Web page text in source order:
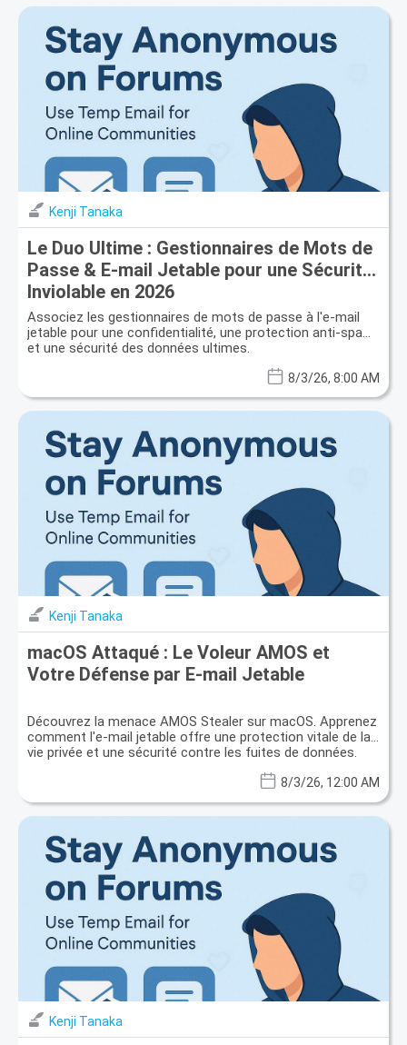
Kenji Tanaka
Le Duo Ultime : Gestionnaires de Mots de
Passe & E-mail Jetable pour une Sécurité
Inviolable en 2026
Associez les gestionnaires de mots de passe à l'e-mail
jetable pour une confidentialité, une protection anti-spam
et une sécurité des données ultimes.
8/3/26, 8:00 AM
Kenji Tanaka
macOS Attaqué : Le Voleur AMOS et
Votre Défense par E-mail Jetable
Découvrez la menace AMOS Stealer sur macOS. Apprenez
comment l'e-mail jetable offre une protection vitale de la
vie privée et une sécurité contre les fuites de données.
8/3/26, 12:00 AM
Kenji Tanaka